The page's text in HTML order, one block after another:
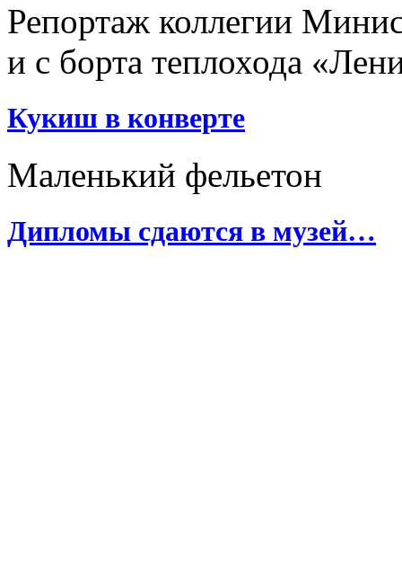
Репортаж коллегии
и с борта теплохода
Кукиш в конверте
Маленький фельетон
Дипломы сдаются в музей…